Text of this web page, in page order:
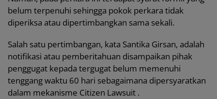
belum terpenuhi sehingga pokok perkara tidak
diperiksa atau dipertimbangkan sama sekali.
Salah satu pertimbangan, kata Santika Girsan, adalah
notifikasi atau pemberitahuan disampaikan pihak
penggugat kepada tergugat belum memenuhi
tenggang waktu 60 hari sebagaimana dipersyaratkan
dalam mekanisme Citizen Lawsuit .